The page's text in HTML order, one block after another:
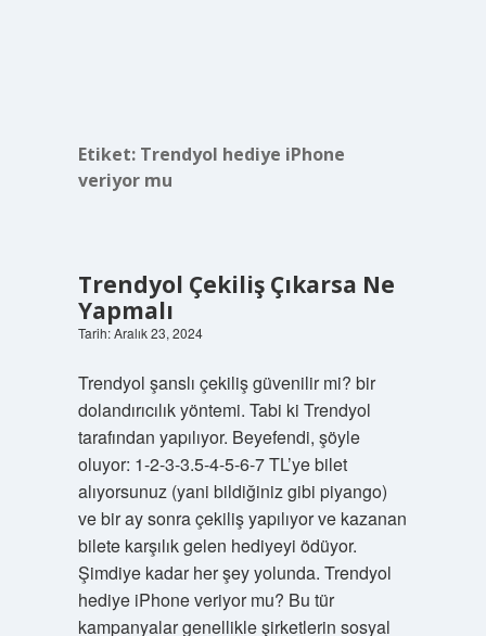
Etiket: Trendyol hediye iPhone
veriyor mu
Trendyol Çekiliş Çıkarsa Ne
Yapmalı
Tarih: Aralık 23, 2024
Trendyol şanslı çekiliş güvenilir mi? bir
dolandırıcılık yöntemi. Tabi ki Trendyol
tarafından yapılıyor. Beyefendi, şöyle
oluyor: 1-2-3-3.5-4-5-6-7 TL’ye bilet
alıyorsunuz (yani bildiğiniz gibi piyango)
ve bir ay sonra çekiliş yapılıyor ve kazanan
bilete karşılık gelen hediyeyi ödüyor.
Şimdiye kadar her şey yolunda. Trendyol
hediye iPhone veriyor mu? Bu tür
kampanyalar genellikle şirketlerin sosyal